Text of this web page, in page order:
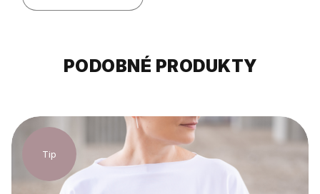
PODOBNÉ PRODUKTY
Tip